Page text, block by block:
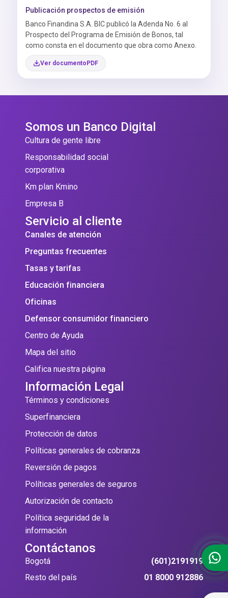
Publicación prospectos de emisión
Banco Finandina S.A. BIC publicó la Adenda No. 6 al
Prospecto del Programa de Emisión de Bonos, tal
como consta en el documento que obra como Anexo.
Ver documento
Somos un Banco Digital
Cultura de gente libre
Responsabilidad social
corporativa
Km plan Kmino
Empresa B
Servicio al cliente
Canales de atención
Preguntas frecuentes
Tasas y tarifas
Educación financiera
Oficinas
Defensor consumidor financiero
Centro de Ayuda
Mapa del sitio
Califica nuestra página
Información Legal
Términos y condiciones
Superfinanciera
Protección de datos
Políticas generales de cobranza
Reversión de pagos
Políticas generales de seguros
Autorización de contacto
Política seguridad de la
información
Contáctanos
Bogotá
(601)2191919
Resto del país
01 8000 912886